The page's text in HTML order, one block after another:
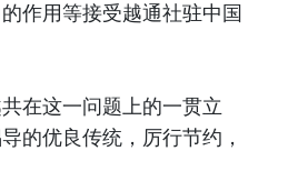
作用等接受越通社驻中国
在这一问题上的一贯立
的优良传统，厉行节约，